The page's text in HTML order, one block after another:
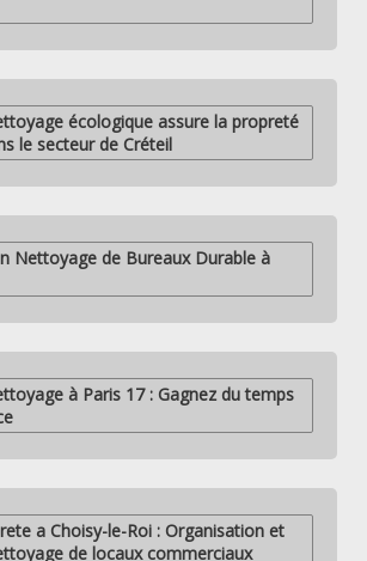
écologique assure la propreté
le secteur de Créteil
Nettoyage de Bureaux Durable à
à Paris 17 : Gagnez du temps
a Choisy-le-Roi : Organisation et
de locaux commerciaux